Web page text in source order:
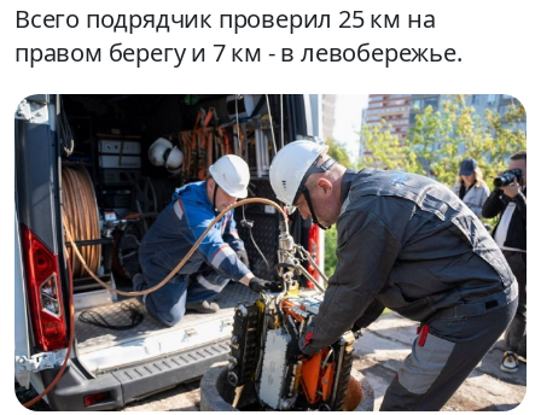
Всего подрядчик проверил 25 км на
правом берегу и 7 км - в левобережье.